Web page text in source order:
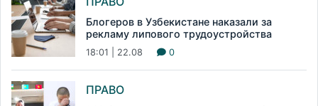
Блогеров в Узбекистане наказали за
рекламу липового трудоустройства
18:01 | 22.08 0
ПРАВО